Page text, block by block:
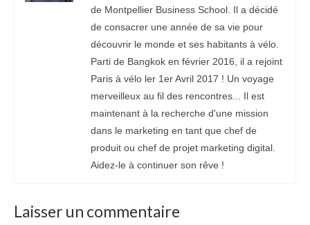
de Montpellier Business School. Il a décidé
de consacrer une année de sa vie pour
découvrir le monde et ses habitants à vélo.
Parti de Bangkok en février 2016, il a rejoint
Paris à vélo ler 1er Avril 2017 ! Un voyage
merveilleux au fil des rencontres... Il est
maintenant à la recherche d'une mission
dans le marketing en tant que chef de
produit ou chef de projet marketing digital.
Aidez-le à continuer son rêve !
Laisser un commentaire